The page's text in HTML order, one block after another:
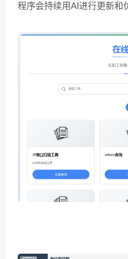
程序会持续用AI进行更新和